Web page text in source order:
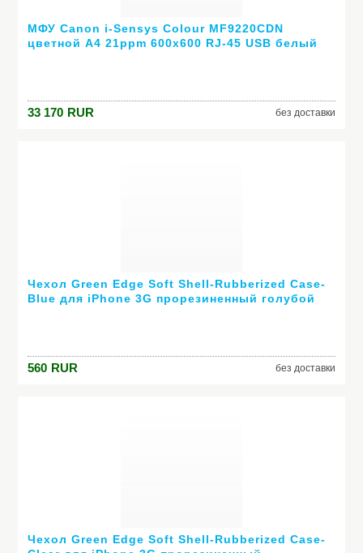
МФУ Canon i-Sensys Colour MF9220CDN
цветной А4 21ppm 600x600 RJ-45 USB белый
33 170 RUR без доставки
Чехол Green Edge Soft Shell-Rubberized Case-
Blue для iPhone 3G прорезиненный голубой
560 RUR без доставки
Чехол Green Edge Soft Shell-Rubberized Case-